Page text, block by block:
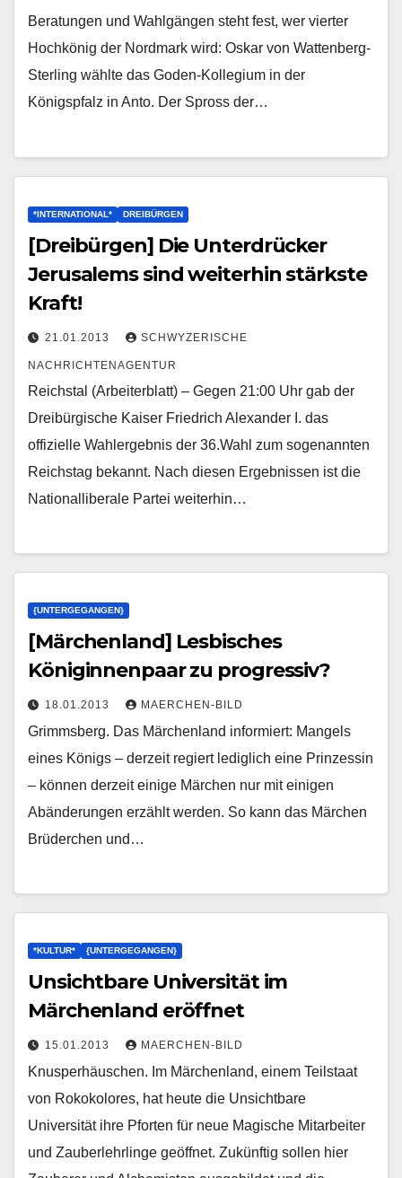
Beratungen und Wahlgängen steht fest, wer vierter
Hochkönig der Nordmark wird: Oskar von Wattenberg-
Sterling wählte das Goden-Kollegium in der
Königspfalz in Anto. Der Spross der…
*INTERNATIONAL* DREIBÜRGEN
[Dreibürgen] Die Unterdrücker
Jerusalems sind weiterhin stärkste
Kraft!
21.01.2013 SCHWYZERISCHE
NACHRICHTENAGENTUR
Reichstal (Arbeiterblatt) – Gegen 21:00 Uhr gab der
Dreibürgische Kaiser Friedrich Alexander I. das
offizielle Wahlergebnis der 36.Wahl zum sogenannten
Reichstag bekannt. Nach diesen Ergebnissen ist die
Nationalliberale Partei weiterhin…
{UNTERGEGANGEN}
[Märchenland] Lesbisches
Königinnenpaar zu progressiv?
18.01.2013 MAERCHEN-BILD
Grimmsberg. Das Märchenland informiert: Mangels
eines Königs – derzeit regiert lediglich eine Prinzessin
– können derzeit einige Märchen nur mit einigen
Abänderungen erzählt werden. So kann das Märchen
Brüderchen und…
*KULTUR* {UNTERGEGANGEN}
Unsichtbare Universität im
Märchenland eröffnet
15.01.2013 MAERCHEN-BILD
Knusperhäuschen. Im Märchenland, einem Teilstaat
von Rokokolores, hat heute die Unsichtbare
Universität ihre Pforten für neue Magische Mitarbeiter
und Zauberlehrlinge geöffnet. Zukünftig sollen hier